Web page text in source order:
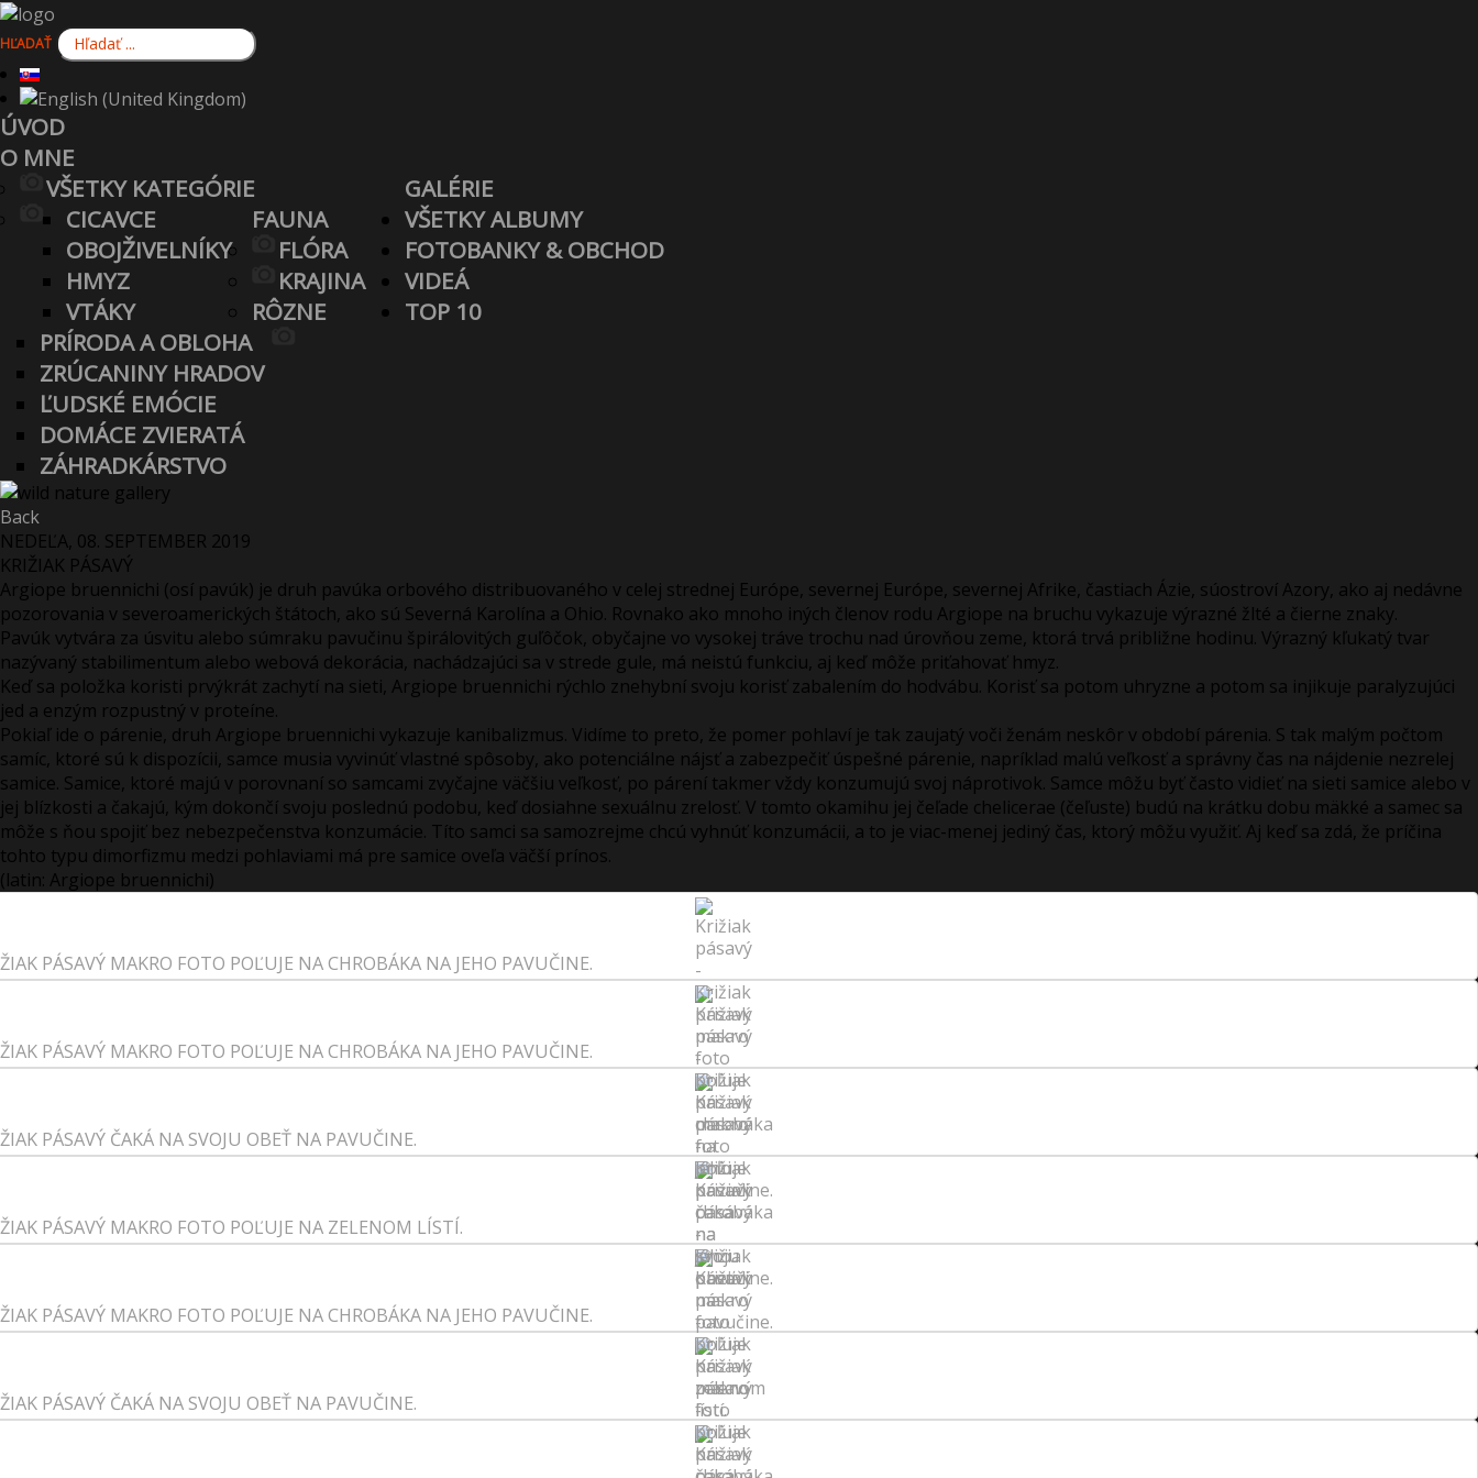
HĽADAŤ
ÚVOD
O MNE
GALÉRIE
VŠETKY KATEGÓRIE
FAUNA
CICAVCE
OBOJŽIVELNÍKY
HMYZ
VTÁKY
FLÓRA
KRAJINA
PRÍRODA A OBLOHA
RÔZNE
ZRÚCANINY HRADOV
ĽUDSKÉ EMÓCIE
DOMÁCE ZVIERATÁ
ZÁHRADKÁRSTVO
VŠETKY ALBUMY
FOTOBANKY & OBCHOD
VIDEÁ
TOP 10
Back
NEDEĽA, 08. SEPTEMBER 2019
KRIŽIAK PÁSAVÝ
Argiope bruennichi (osí pavúk) je druh pavúka orbového distribuovaného v celej strednej Európe, severnej Európe, severnej Afrike, častiach Ázie, súostroví Azory, ako aj nedávne
pozorovania v severoamerických štátoch, ako sú Severná Karolína a Ohio. Rovnako ako mnoho iných členov rodu Argiope na bruchu vykazuje výrazné žlté a čierne znaky.
Pavúk vytvára za úsvitu alebo súmraku pavučinu špirálovitých guľôčok, obyčajne vo vysokej tráve trochu nad úrovňou zeme, ktorá trvá približne hodinu. Výrazný kľukatý tvar
nazývaný stabilimentum alebo webová dekorácia, nachádzajúci sa v strede gule, má neistú funkciu, aj keď môže priťahovať hmyz.
Keď sa položka koristi prvýkrát zachytí na sieti, Argiope bruennichi rýchlo znehybní svoju korisť zabalením do hodvábu. Korisť sa potom uhryzne a potom sa injikuje paralyzujúci
jed a enzým rozpustný v proteíne.
Pokiaľ ide o párenie, druh Argiope bruennichi vykazuje kanibalizmus. Vidíme to preto, že pomer pohlaví je tak zaujatý voči ženám neskôr v období párenia. S tak malým počtom
samíc, ktoré sú k dispozícii, samce musia vyvinúť vlastné spôsoby, ako potenciálne nájsť a zabezpečiť úspešné párenie, napríklad malú veľkosť a správny čas na nájdenie nezrelej
samice. Samice, ktoré majú v porovnaní so samcami zvyčajne väčšiu veľkosť, po párení takmer vždy konzumujú svoj náprotivok. Samce môžu byť často vidieť na sieti samice alebo v
jej blízkosti a čakajú, kým dokončí svoju poslednú podobu, keď dosiahne sexuálnu zrelosť. V tomto okamihu jej čeľade chelicerae (čeľuste) budú na krátku dobu mäkké a samec sa
môže s ňou spojiť bez nebezpečenstva konzumácie. Títo samci sa samozrejme chcú vyhnúť konzumácii, a to je viac-menej jediný čas, ktorý môžu využiť. Aj keď sa zdá, že príčina
tohto typu dimorfizmu medzi pohlaviami má pre samice oveľa väčší prínos.
(latin: Argiope bruennichi)
PÁSAVÝ MAKRO FOTO POĽUJE NA CHROBÁKA NA JEHO PAVUČINE.
PÁSAVÝ MAKRO FOTO POĽUJE NA CHROBÁKA NA JEHO PAVUČINE.
PÁSAVÝ ČAKÁ NA SVOJU OBEŤ NA PAVUČINE.
PÁSAVÝ MAKRO FOTO POĽUJE NA ZELENOM LÍSTÍ.
PÁSAVÝ MAKRO FOTO POĽUJE NA CHROBÁKA NA JEHO PAVUČINE.
PÁSAVÝ ČAKÁ NA SVOJU OBEŤ NA PAVUČINE.